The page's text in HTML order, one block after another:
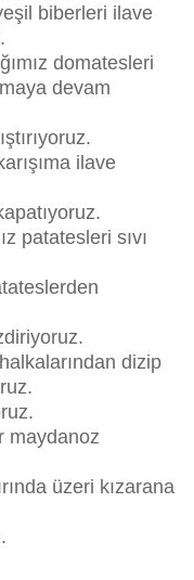
biberleri ilave
domatesleri
devam
ilave
patatesleri sıvı
dizip
maydanoz
üzeri kızarana